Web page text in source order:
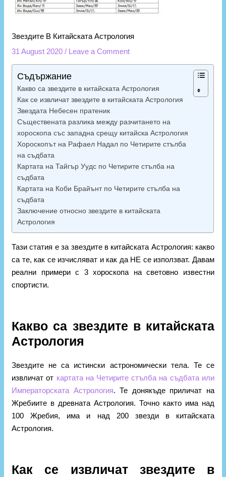
Звездите В Китайската Астрология
31 August 2020/ Leave a Comment
Съдържание
Какво са звездите в китайската Астрология
Как се извличат звездите в китайската Астрология
Звездата Небесен пратеник
Съществената разлика между разчитането на
хороскопа със западна срещу китайска Астрология
Хороскопът на Рафаел Надал по Четирите стълба
на съдбата
Картата на Тайгър Уудс по Четирите стълба на
съдбата
Картата на Коби Брайънт по Четирите стълба на
съдбата
Заключение относно звездите в китайската
Астрология
Тази статия е за звездите в китайската Астрология: какво
са те, как се изчисляват и как да НЕ се използват. Давам
реални примери с 3 хороскопа на световно известни
спортисти.
Какво са звездите в китайската
Астрология
Звездите не са истински астрономически тела. Те се
извличат от картата на Четирите стълба на съдбата или
Императорската Астрология. Те донякъде приличат на
Жребиите в древната Астрология. Точно както има над
100 Жребия, има и над 200 звезди в китайската
Астрология.
Как се извличат звездите в